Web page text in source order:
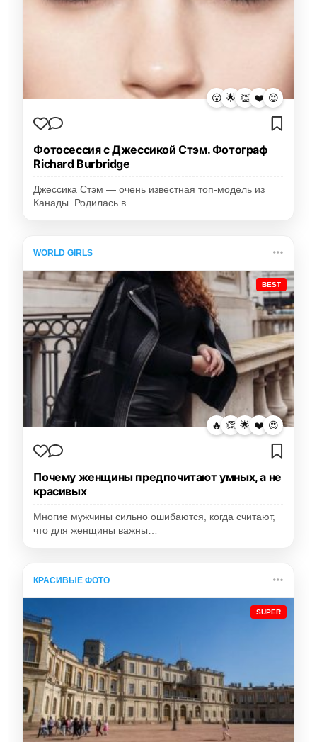
😮 🌟 👏 ❤️ 😍
Фотосессия с Джессикой Стэм. Фотограф
Richard Burbridge
Джессика Стэм — очень известная топ-модель из
Канады. Родилась в…
WORLD GIRLS
BEST
🔥 👏 🌟 ❤️ 😍
Почему женщины предпочитают умных, а не
красивых
Многие мужчины сильно ошибаются, когда считают,
что для женщины важны…
КРАСИВЫЕ ФОТО
SUPER